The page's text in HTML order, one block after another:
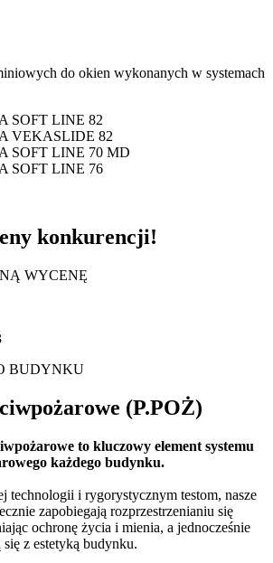
do okien wykonanych w systemach
SOFT LINE 82
VEKASLIDE 82
SOFT LINE 70 MD
SOFT LINE 76
konkurencji!
WYCENĘ
BUDYNKU
(P.POŻ)
to kluczowy element systemu
każdego budynku.
technologii i rygorystycznym testom, nasze
zapobiegają rozprzestrzenianiu się
ochronę życia i mienia, a jednocześnie
z estetyką budynku.